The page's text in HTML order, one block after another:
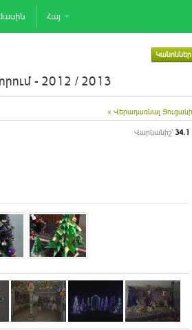
Հայ
Կանոններ
- 2012 / 2013
« Վերադառնալ
Վարկանիշ՝ 34.1